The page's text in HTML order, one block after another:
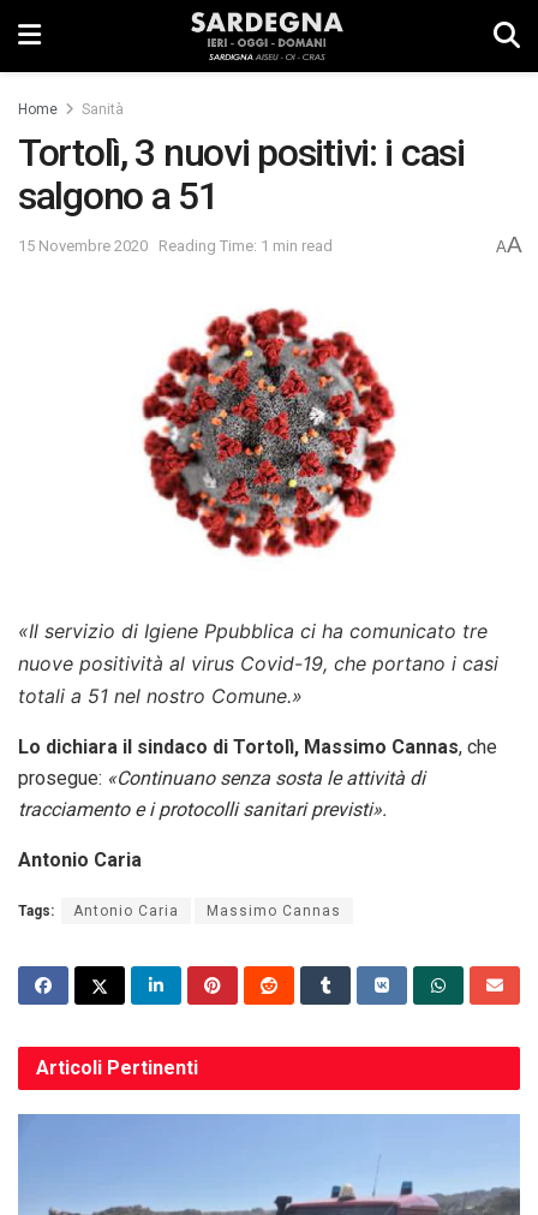
Home Sanità
Tortolì, 3 nuovi positivi: i casi
salgono a 51
15 Novembre 2020 Reading Time: 1 min read AA
«Il servizio di Igiene Ppubblica ci ha comunicato tre
nuove positività al virus Covid-19, che portano i casi
totali a 51 nel nostro Comune.»
Lo dichiara il sindaco di Tortolì, Massimo Cannas, che
prosegue: «Continuano senza sosta le attività di
tracciamento e i protocolli sanitari previsti».
Antonio Caria
Tags: Antonio Caria Massimo Cannas
Articoli Pertinenti